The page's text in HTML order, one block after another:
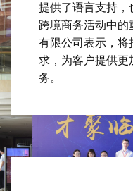
提供了语言支持，
跨境商务活动中的
有限公司表示，将
求，为客户提供更
务。